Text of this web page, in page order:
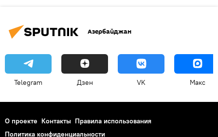
Азербайджан
Telegram Дзен VK Макс
О проекте Контакты Правила использования
Политика конфиденциальности